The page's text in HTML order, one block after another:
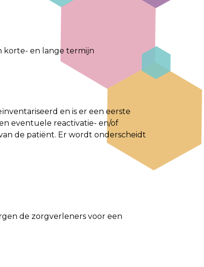
korte- en lange termijn
en is er een eerste
eventuele reactivatie- en/of
de patiënt. Er wordt onderscheidt
de zorgverleners voor een